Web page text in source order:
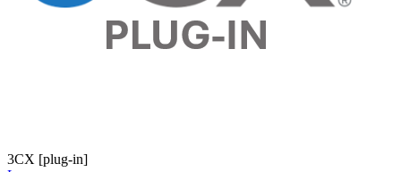
3CX [plug-in]